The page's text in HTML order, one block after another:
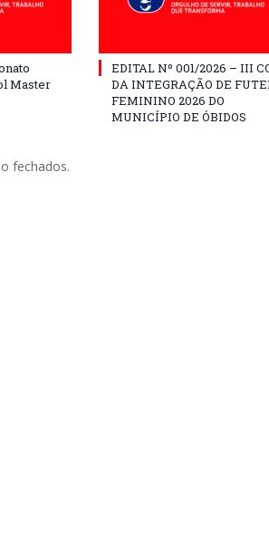
Master
EDITAL Nº 001/2026 – III
DA INTEGRAÇÃO DE
FEMININO 2026 DO
MUNICÍPIO DE ÓBIDOS
fechados.